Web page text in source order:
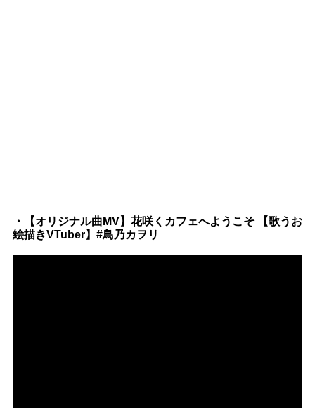
・【オリジナル曲MV】花咲くカフェへようこそ 【歌うお
絵描きVTuber】#鳥乃カヲリ